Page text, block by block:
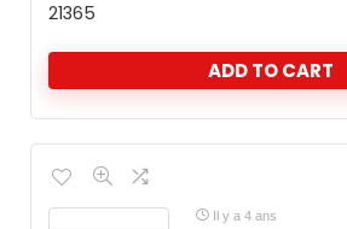
21365
ADD TO CART
Il y a 4 ans